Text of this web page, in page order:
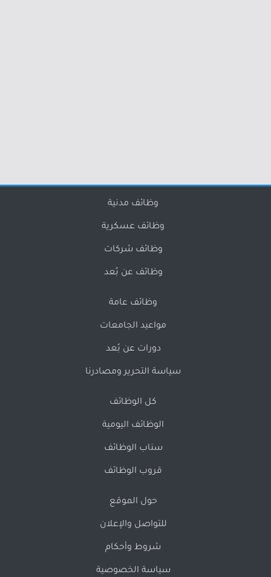
وظائف مدنية
وظائف عسكرية
وظائف شركات
وظائف عن بُعد
وظائف عامة
مواعيد الجامعات
دورات عن بُعد
سياسة التحرير ومصادرنا
كل الوظائف
الوظائف اليومية
سناب الوظائف
قروب الوظائف
حول الموقع
للتواصل والإعلان
شروط وأحكام
سياسة الخصوصية